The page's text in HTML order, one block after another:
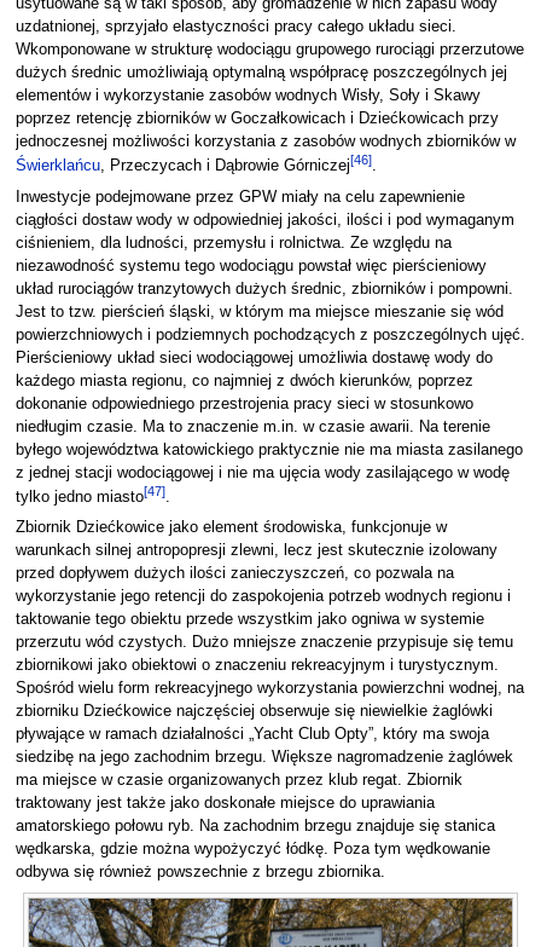
usytuowane są w taki sposób, aby gromadzenie w nich zapasu wody
uzdatnionej, sprzyjało elastyczności pracy całego układu sieci.
Wkomponowane w strukturę wodociągu grupowego rurociągi przerzutowe
dużych średnic umożliwiają optymalną współpracę poszczególnych jej
elementów i wykorzystanie zasobów wodnych Wisły, Soły i Skawy
poprzez retencję zbiorników w Goczałkowicach i Dziećkowicach przy
jednoczesnej możliwości korzystania z zasobów wodnych zbiorników w
Świerklańcu, Przeczycach i Dąbrowie Górniczej[46].
Inwestycje podejmowane przez GPW miały na celu zapewnienie
ciągłości dostaw wody w odpowiedniej jakości, ilości i pod wymaganym
ciśnieniem, dla ludności, przemysłu i rolnictwa. Ze względu na
niezawodność systemu tego wodociągu powstał więc pierścieniowy
układ rurociągów tranzytowych dużych średnic, zbiorników i pompowni.
Jest to tzw. pierścień śląski, w którym ma miejsce mieszanie się wód
powierzchniowych i podziemnych pochodzących z poszczególnych ujęć.
Pierścieniowy układ sieci wodociągowej umożliwia dostawę wody do
każdego miasta regionu, co najmniej z dwóch kierunków, poprzez
dokonanie odpowiedniego przestrojenia pracy sieci w stosunkowo
niedługim czasie. Ma to znaczenie m.in. w czasie awarii. Na terenie
byłego województwa katowickiego praktycznie nie ma miasta zasilanego
z jednej stacji wodociągowej i nie ma ujęcia wody zasilającego w wodę
tylko jedno miasto[47].
Zbiornik Dziećkowice jako element środowiska, funkcjonuje w
warunkach silnej antropopresji zlewni, lecz jest skutecznie izolowany
przed dopływem dużych ilości zanieczyszczeń, co pozwala na
wykorzystanie jego retencji do zaspokojenia potrzeb wodnych regionu i
taktowanie tego obiektu przede wszystkim jako ogniwa w systemie
przerzutu wód czystych. Dużo mniejsze znaczenie przypisuje się temu
zbiornikowi jako obiektowi o znaczeniu rekreacyjnym i turystycznym.
Spośród wielu form rekreacyjnego wykorzystania powierzchni wodnej, na
zbiorniku Dziećkowice najczęściej obserwuje się niewielkie żaglówki
pływające w ramach działalności „Yacht Club Opty”, który ma swoja
siedzibę na jego zachodnim brzegu. Większe nagromadzenie żaglówek
ma miejsce w czasie organizowanych przez klub regat. Zbiornik
traktowany jest także jako doskonałe miejsce do uprawiania
amatorskiego połowu ryb. Na zachodnim brzegu znajduje się stanica
wędkarska, gdzie można wypożyczyć łódkę. Poza tym wędkowanie
odbywa się również powszechnie z brzegu zbiornika.